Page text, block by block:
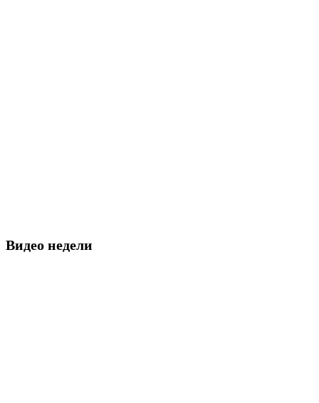
Видео недели